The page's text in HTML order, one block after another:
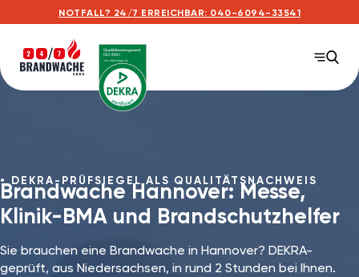
NOTFALL? 24/7 ERREICHBAR: 040-6094-33541
DEKRA-PRÜFSIEGEL ALS QUALITÄTSNACHWEIS
Brandwache Hannover: Messe,
Klinik-BMA und Brandschutzhelfer
Sie brauchen eine Brandwache in Hannover? DEKRA-
geprüft, aus Niedersachsen, in rund 2 Stunden bei Ihnen.